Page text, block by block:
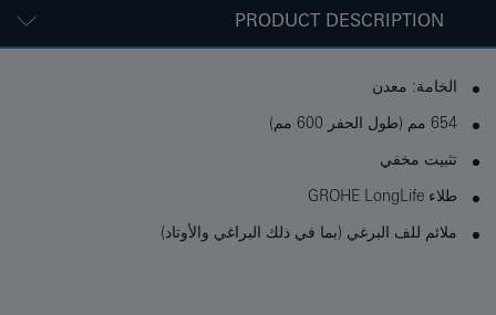
PRODUCT DESCRIPTION
الخامة: معدن
654 مم (طول الحفر 600 مم)
تثبيت مخفي
طلاء GROHE LongLife
ملائم للف البرغي (بما في ذلك البراغي والأوتاد)